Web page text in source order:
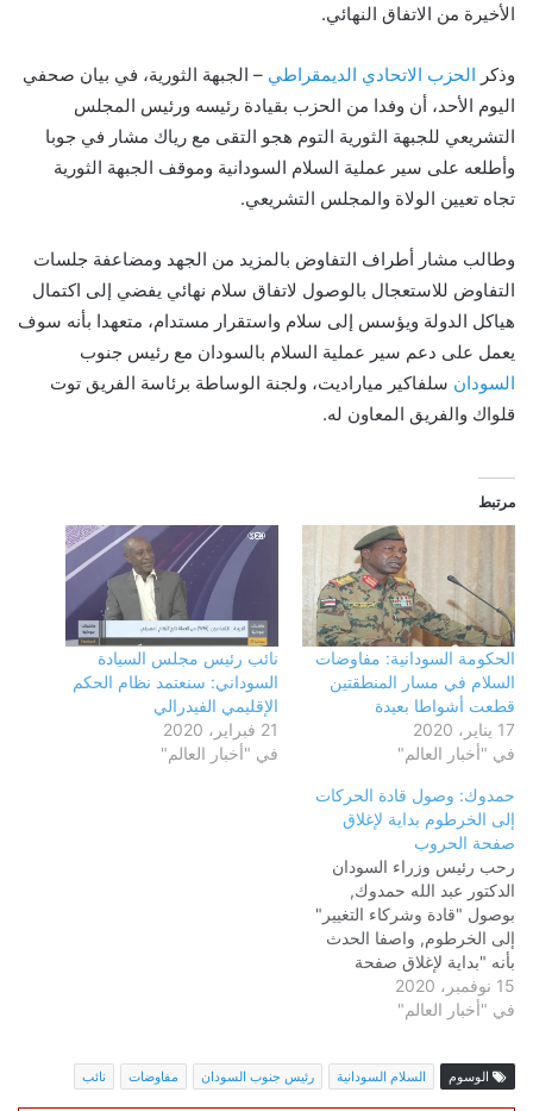
الأخيرة من الاتفاق النهائي.
وذكر الحزب الاتحادي الديمقراطي – الجبهة الثورية، في بيان صحفي
اليوم الأحد، أن وفدا من الحزب بقيادة رئيسه ورئيس المجلس
التشريعي للجبهة الثورية التوم هجو التقى مع رياك مشار في جوبا
وأطلعه على سير عملية السلام السودانية وموقف الجبهة الثورية
تجاه تعيين الولاة والمجلس التشريعي.
وطالب مشار أطراف التفاوض بالمزيد من الجهد ومضاعفة جلسات
التفاوض للاستعجال بالوصول لاتفاق سلام نهائي يفضي إلى اكتمال
هياكل الدولة ويؤسس إلى سلام واستقرار مستدام، متعهدا بأنه سوف
يعمل على دعم سير عملية السلام بالسودان مع رئيس جنوب
السودان سلفاكير مياراديت، ولجنة الوساطة برئاسة الفريق توت
قلواك والفريق المعاون له.
مرتبط
الحكومة السودانية: مفاوضات
السلام في مسار المنطقتين
قطعت أشواطا بعيدة
17 يناير، 2020
في "أخبار العالم"
نائب رئيس مجلس السيادة
السوداني: سنعتمد نظام الحكم
الإقليمي الفيدرالي
21 فبراير، 2020
في "أخبار العالم"
حمدوك: وصول قادة الحركات
إلى الخرطوم بداية لإغلاق
صفحة الحروب
رحب رئيس وزراء السودان
الدكتور عبد الله حمدوك,
بوصول "قادة وشركاء التغيير"
إلى الخرطوم, واصفا الحدث
بأنه "بداية لإغلاق صفحة
الحروب في السودان إلى الأبد".
ووصل اليوم إلى الخرطوم قادة
تحرير السودان / جناح مناوي",
في خطوة من شأنها تنفيذ اتفاق
15 نوفمبر، 2020
في "أخبار العالم"
الوسوم السلام السودانية رئيس جنوب السودان مفاوضات نائب